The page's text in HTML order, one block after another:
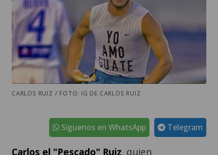
CARLOS RUIZ / FOTO: IG DE CARLOS RUIZ
Telegram
Síguenos en WhatsApp
Carlos el "Pescado" Ruiz, quien